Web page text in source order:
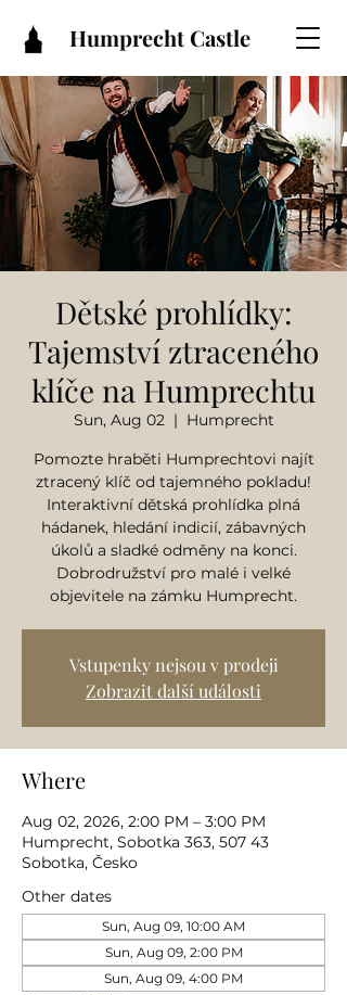
Humprecht Castle
Dětské prohlídky:
Tajemství ztraceného
klíče na Humprechtu
Sun, Aug 02
  |
Humprecht
Pomozte hraběti Humprechtovi najít
ztracený klíč od tajemného pokladu!
Interaktivní dětská prohlídka plná
hádanek, hledání indicií, zábavných
úkolů a sladké odměny na konci.
Dobrodružství pro malé i velké
objevitele na zámku Humprecht.
Vstupenky nejsou v prodeji
Zobrazit další události
Where
Aug 02, 2026, 2:00 PM – 3:00 PM
Humprecht, Sobotka 363, 507 43
Sobotka, Česko
Other dates
Sun, Aug 09, 10:00 AM
Sun, Aug 09, 2:00 PM
Sun, Aug 09, 4:00 PM